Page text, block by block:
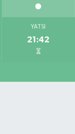
YATSI
21:42